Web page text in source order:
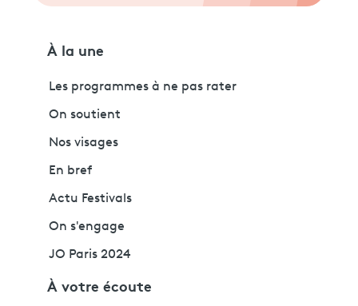
À la une
Les programmes à ne pas rater
On soutient
Nos visages
En bref
Actu Festivals
On s'engage
JO Paris 2024
À votre écoute